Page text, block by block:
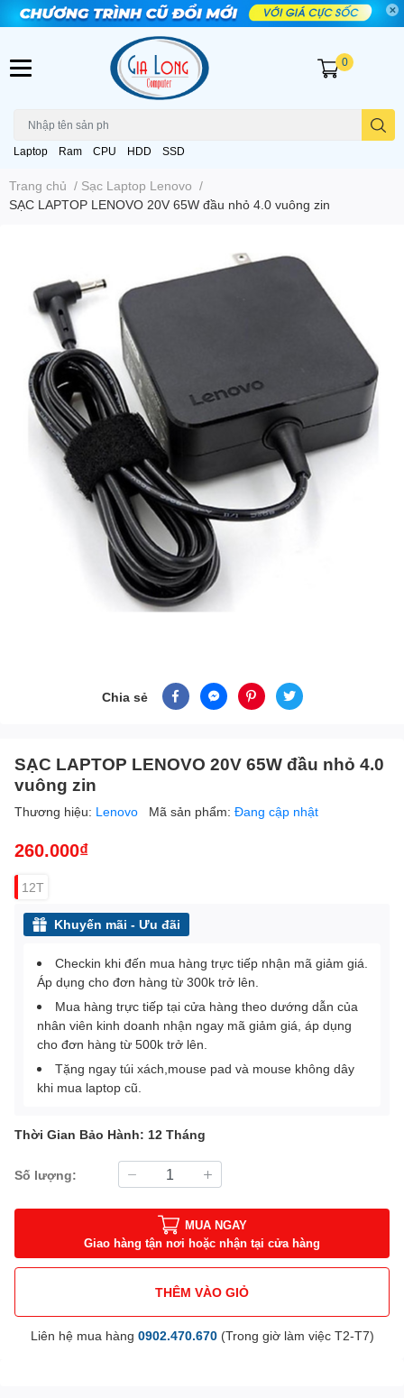
Laptop Ram CPU HDD SSD
0
Trang chủ / Sạc Laptop Lenovo /
SẠC LAPTOP LENOVO 20V 65W đầu nhỏ 4.0 vuông zin
Chia sẻ
SẠC LAPTOP LENOVO 20V 65W đầu nhỏ 4.0
vuông zin
Thương hiệu: Lenovo Mã sản phẩm: Đang cập nhật
260.000₫
12T
Khuyến mãi - Ưu đãi
Checkin khi đến mua hàng trực tiếp nhận mã giảm giá.
Áp dụng cho đơn hàng từ 300k trở lên.
Mua hàng trực tiếp tại cửa hàng theo dướng dẫn của
nhân viên kinh doanh nhận ngay mã giảm giá, áp dụng
cho đơn hàng từ 500k trở lên.
Tặng ngay túi xách,mouse pad và mouse không dây
khi mua laptop cũ.
Thời Gian Bảo Hành: 12 Tháng
Số lượng:
MUA NGAY
Giao hàng tận nơi hoặc nhận tại cửa hàng
THÊM VÀO GIỎ
Liên hệ mua hàng 0902.470.670(Trong giờ làm việc T2-T7)